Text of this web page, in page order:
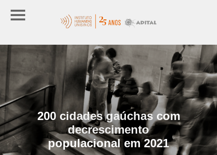
200 cidades gaúchas com
decrescimento
populacional em 2021